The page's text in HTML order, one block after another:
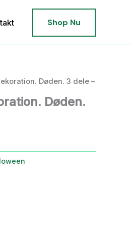
Shop Nu
Døden. 3 dele –
Døden.